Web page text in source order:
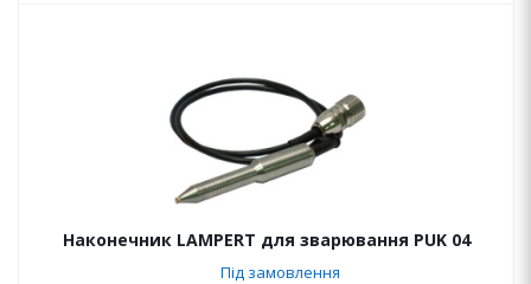
Наконечник LAMPERT для зварювання PUK 04
Під замовлення